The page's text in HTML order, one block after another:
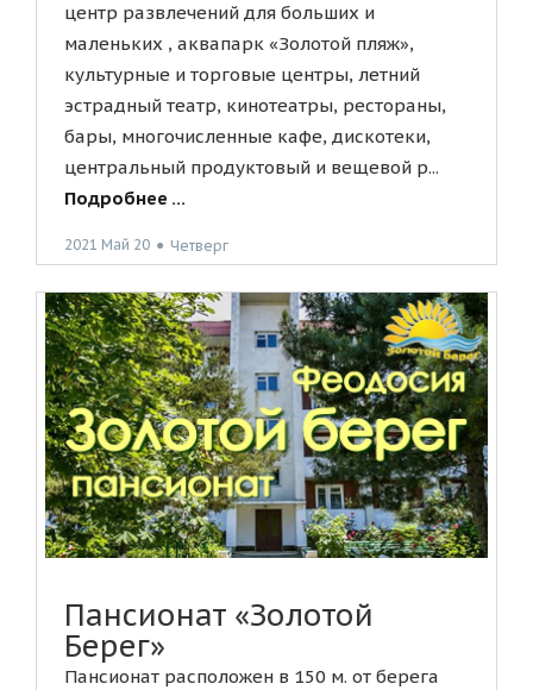
центр развлечений для больших и
маленьких , аквапарк «Золотой пляж»,
культурные и торговые центры, летний
эстрадный театр, кинотеатры, рестораны,
бары, многочисленные кафе, дискотеки,
центральный продуктовый и вещевой р...
Подробнее ...
2021 Май 20 ● Четверг
Пансионат «Золотой
Берег»
Пансионат расположен в 150 м. от берега